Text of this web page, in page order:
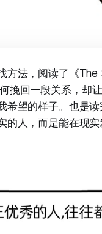
方法，阅读了《
挽回一段关系，却
希望的样子。也是
的人，而是能在现